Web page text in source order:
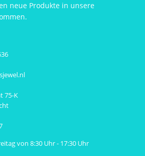
neue Produkte in unsere
75-K
von 8:30 Uhr - 17:30 Uhr